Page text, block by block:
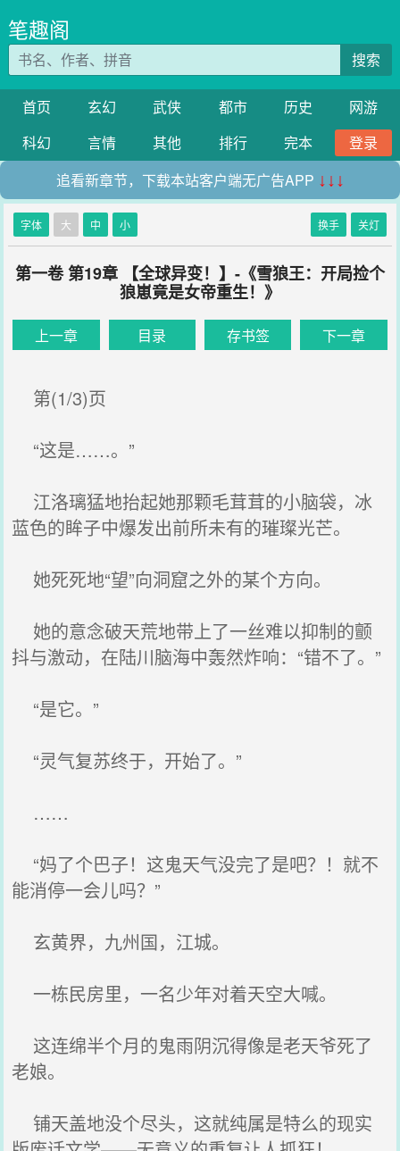
笔趣阁
搜索
首页 玄幻 武侠 都市 历史
网游
科幻
言情 其他 排行 完本
登录
追看新章节，下载本站客户端无广告APP ↓↓↓
字体 大 中 小 换手 关灯
第一卷 第19章 【全球异变！】-《雪狼王：开局捡个
狼崽竟是女帝重生！》
上一章 目录 存书签 下一章
第(1/3)页
“这是……。”
江洛璃猛地抬起她那颗毛茸茸的小脑袋，冰
蓝色的眸子中爆发出前所未有的璀璨光芒。
她死死地“望”向洞窟之外的某个方向。
她的意念破天荒地带上了一丝难以抑制的颤
抖与激动，在陆川脑海中轰然炸响：“错不了。”
“是它。”
“灵气复苏终于，开始了。”
……
“妈了个巴子！这鬼天气没完了是吧？！就不
能消停一会儿吗？”
玄黄界，九州国，江城。
一栋民房里，一名少年对着天空大喊。
这连绵半个月的鬼雨阴沉得像是老天爷死了
老娘。
铺天盖地没个尽头，这就纯属是特么的现实